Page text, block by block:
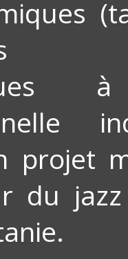
projet
du